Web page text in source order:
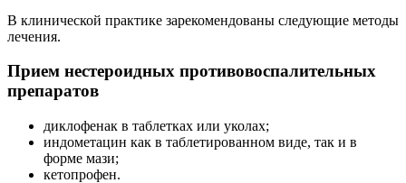
В клинической практике зарекомендованы следующие методы
лечения.
Прием нестероидных противовоспалительных
препаратов
диклофенак в таблетках или уколах;
индометацин как в таблетированном виде, так и в
форме мази;
кетопрофен.